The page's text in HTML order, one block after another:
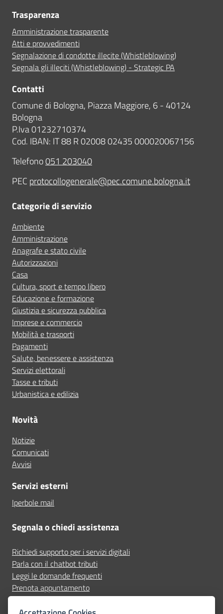
Trasparenza
Amministrazione trasparente
Atti e provvedimenti
Segnalazione di condotte illecite (Whistleblowing)
Segnala gli illeciti (Whistleblowing) - Strategic PA
Contatti
Comune di Bologna, Piazza Maggiore, 6 - 40124
Bologna
P.Iva 01232710374
Cod. IBAN: IT 88 R 02008 02435 000020067156
Telefono051 203040
PEC protocollogenerale@pec.comune.bologna.it
Categorie di servizio
Ambiente
Amministrazione
Anagrafe e stato civile
Autorizzazioni
Casa
Cultura, sport e tempo libero
Educazione e formazione
Giustizia e sicurezza pubblica
Imprese e commercio
Mobilità e trasporti
Pagamenti
Salute, benessere e assistenza
Servizi elettorali
Tasse e tributi
Urbanistica e edilizia
Novità
Notizie
Comunicati
Avvisi
Servizi esterni
Iperbole mail
Segnala o chiedi assistenza
Richiedi supporto per i servizi digitali
Parla con il chatbot tributi
Leggi le domande frequenti
Prenota appuntamento
Segnala disservizio